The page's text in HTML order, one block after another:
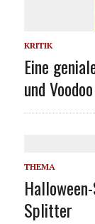
KRITIK
Eine
und
THEMA
Splitter